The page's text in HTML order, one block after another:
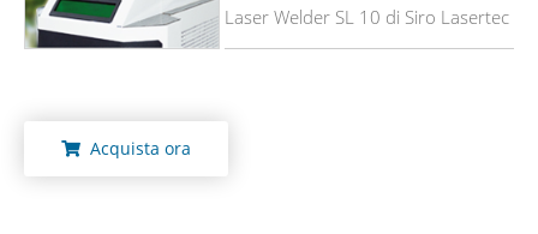
Laser Welder SL 10 di Siro Lasertec
Acquista ora